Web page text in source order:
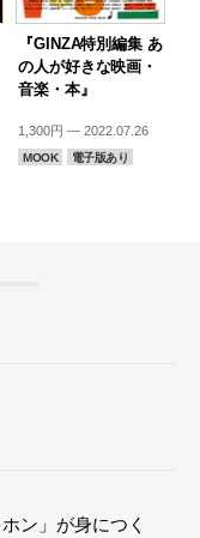
『GINZA特別編集 あ
の人が好きな映画・
音楽・本』
1,300円 — 2022.07.26
MOOK 電子版あり
ン」が身につく